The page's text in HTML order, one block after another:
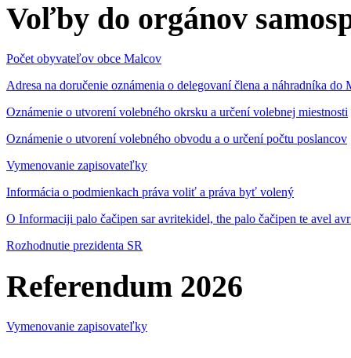
Voľby do orgánov
Počet obyvateľov obce Malcov
Adresa na doručenie oznámenia o delegovaní člena a náhradníka
Oznámenie o utvorení volebného okrsku a určení volebnej miestnosti
Oznámenie o utvorení volebného obvodu a o určení počtu poslancov
Vymenovanie zapisovateľky
Informácia o podmienkach práva voliť a práva byť volený
O Informaciji palo čačipen sar avritekidel, the palo čačipen te avel
Rozhodnutie prezidenta SR
Referendum 2026
Vymenovanie zapisovateľky